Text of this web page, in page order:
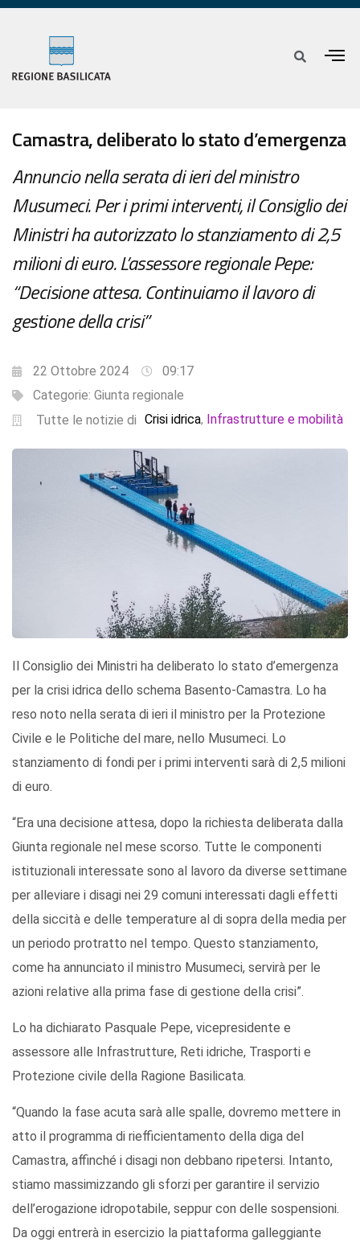
Camastra, deliberato lo stato d’emergenza
Annuncio nella serata di ieri del ministro
Musumeci. Per i primi interventi, il Consiglio dei
Ministri ha autorizzato lo stanziamento di 2,5
milioni di euro. L’assessore regionale Pepe:
“Decisione attesa. Continuiamo il lavoro di
gestione della crisi”
22 Ottobre 2024
09:17
Categorie: Giunta regionale
Tutte le notizie di Crisi idrica, Infrastrutture e mobilità
Il Consiglio dei Ministri ha deliberato lo stato d’emergenza
per la crisi idrica dello schema Basento-Camastra. Lo ha
reso noto nella serata di ieri il ministro per la Protezione
Civile e le Politiche del mare, nello Musumeci. Lo
stanziamento di fondi per i primi interventi sarà di 2,5 milioni
di euro.
“Era una decisione attesa, dopo la richiesta deliberata dalla
Giunta regionale nel mese scorso. Tutte le componenti
istituzionali interessate sono al lavoro da diverse settimane
per alleviare i disagi nei 29 comuni interessati dagli effetti
della siccità e delle temperature al di sopra della media per
un periodo protratto nel tempo. Questo stanziamento,
come ha annunciato il ministro Musumeci, servirà per le
azioni relative alla prima fase di gestione della crisi”.
Lo ha dichiarato Pasquale Pepe, vicepresidente e
assessore alle Infrastrutture, Reti idriche, Trasporti e
Protezione civile della Ragione Basilicata.
“Quando la fase acuta sarà alle spalle, dovremo mettere in
atto il programma di riefficientamento della diga del
Camastra, affinché i disagi non debbano ripetersi. Intanto,
stiamo massimizzando gli sforzi per garantire il servizio
dell’erogazione idropotabile, seppur con delle sospensioni.
Da oggi entrerà in esercizio la piattaforma galleggiante